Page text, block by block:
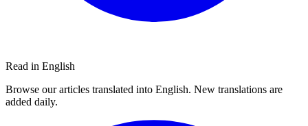
Read in English
Browse our articles translated into English. New translations are
added daily.